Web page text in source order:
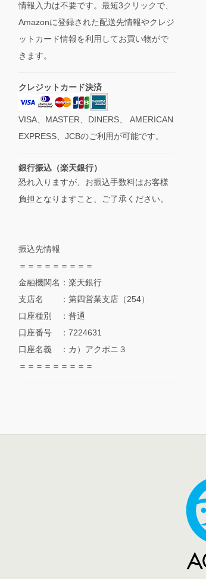
情報入力は不要です。最短3クリックで、
Amazonに登録された配送先情報やクレジ
ットカード情報を利用してお買い物がで
きます。
クレジットカード決済
VISA、MASTER、DINERS、 AMERICAN
EXPRESS、JCBのご利用が可能です。
銀行振込（楽天銀行）
恐れ入りますが、お振込手数料はお客様
負担となりますこと、ご了承ください。
振込先情報
＝＝＝＝＝＝＝＝＝
金融機関名：楽天銀行
支店名 ：第四営業支店（254）
口座種別 ：普通
口座番号 ：7224631
口座名義 ：カ）アクポニ３
＝＝＝＝＝＝＝＝＝